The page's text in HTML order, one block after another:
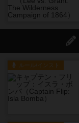
ルール/インスト